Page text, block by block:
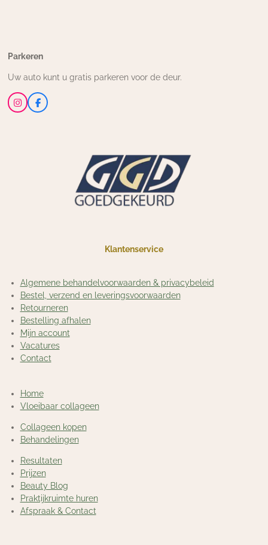
Parkeren
Uw auto kunt u gratis parkeren voor de deur.
I
n
F
a
Klantenservice
Algemene behandelvoorwaarden & privacybeleid
Bestel, verzend en leveringsvoorwaarden
Retourneren
Bestelling afhalen
Mijn account
Vacatures
Contact
Home
Vloeibaar collageen
Collageen kopen
Behandelingen
Resultaten
Prijzen
Beauty Blog
Praktijkruimte huren
Afspraak & Contact